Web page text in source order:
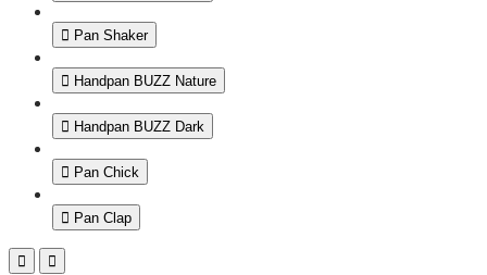
Pan Shaker
Handpan BUZZ Nature
Handpan BUZZ Dark
Pan Chick
Pan Clap